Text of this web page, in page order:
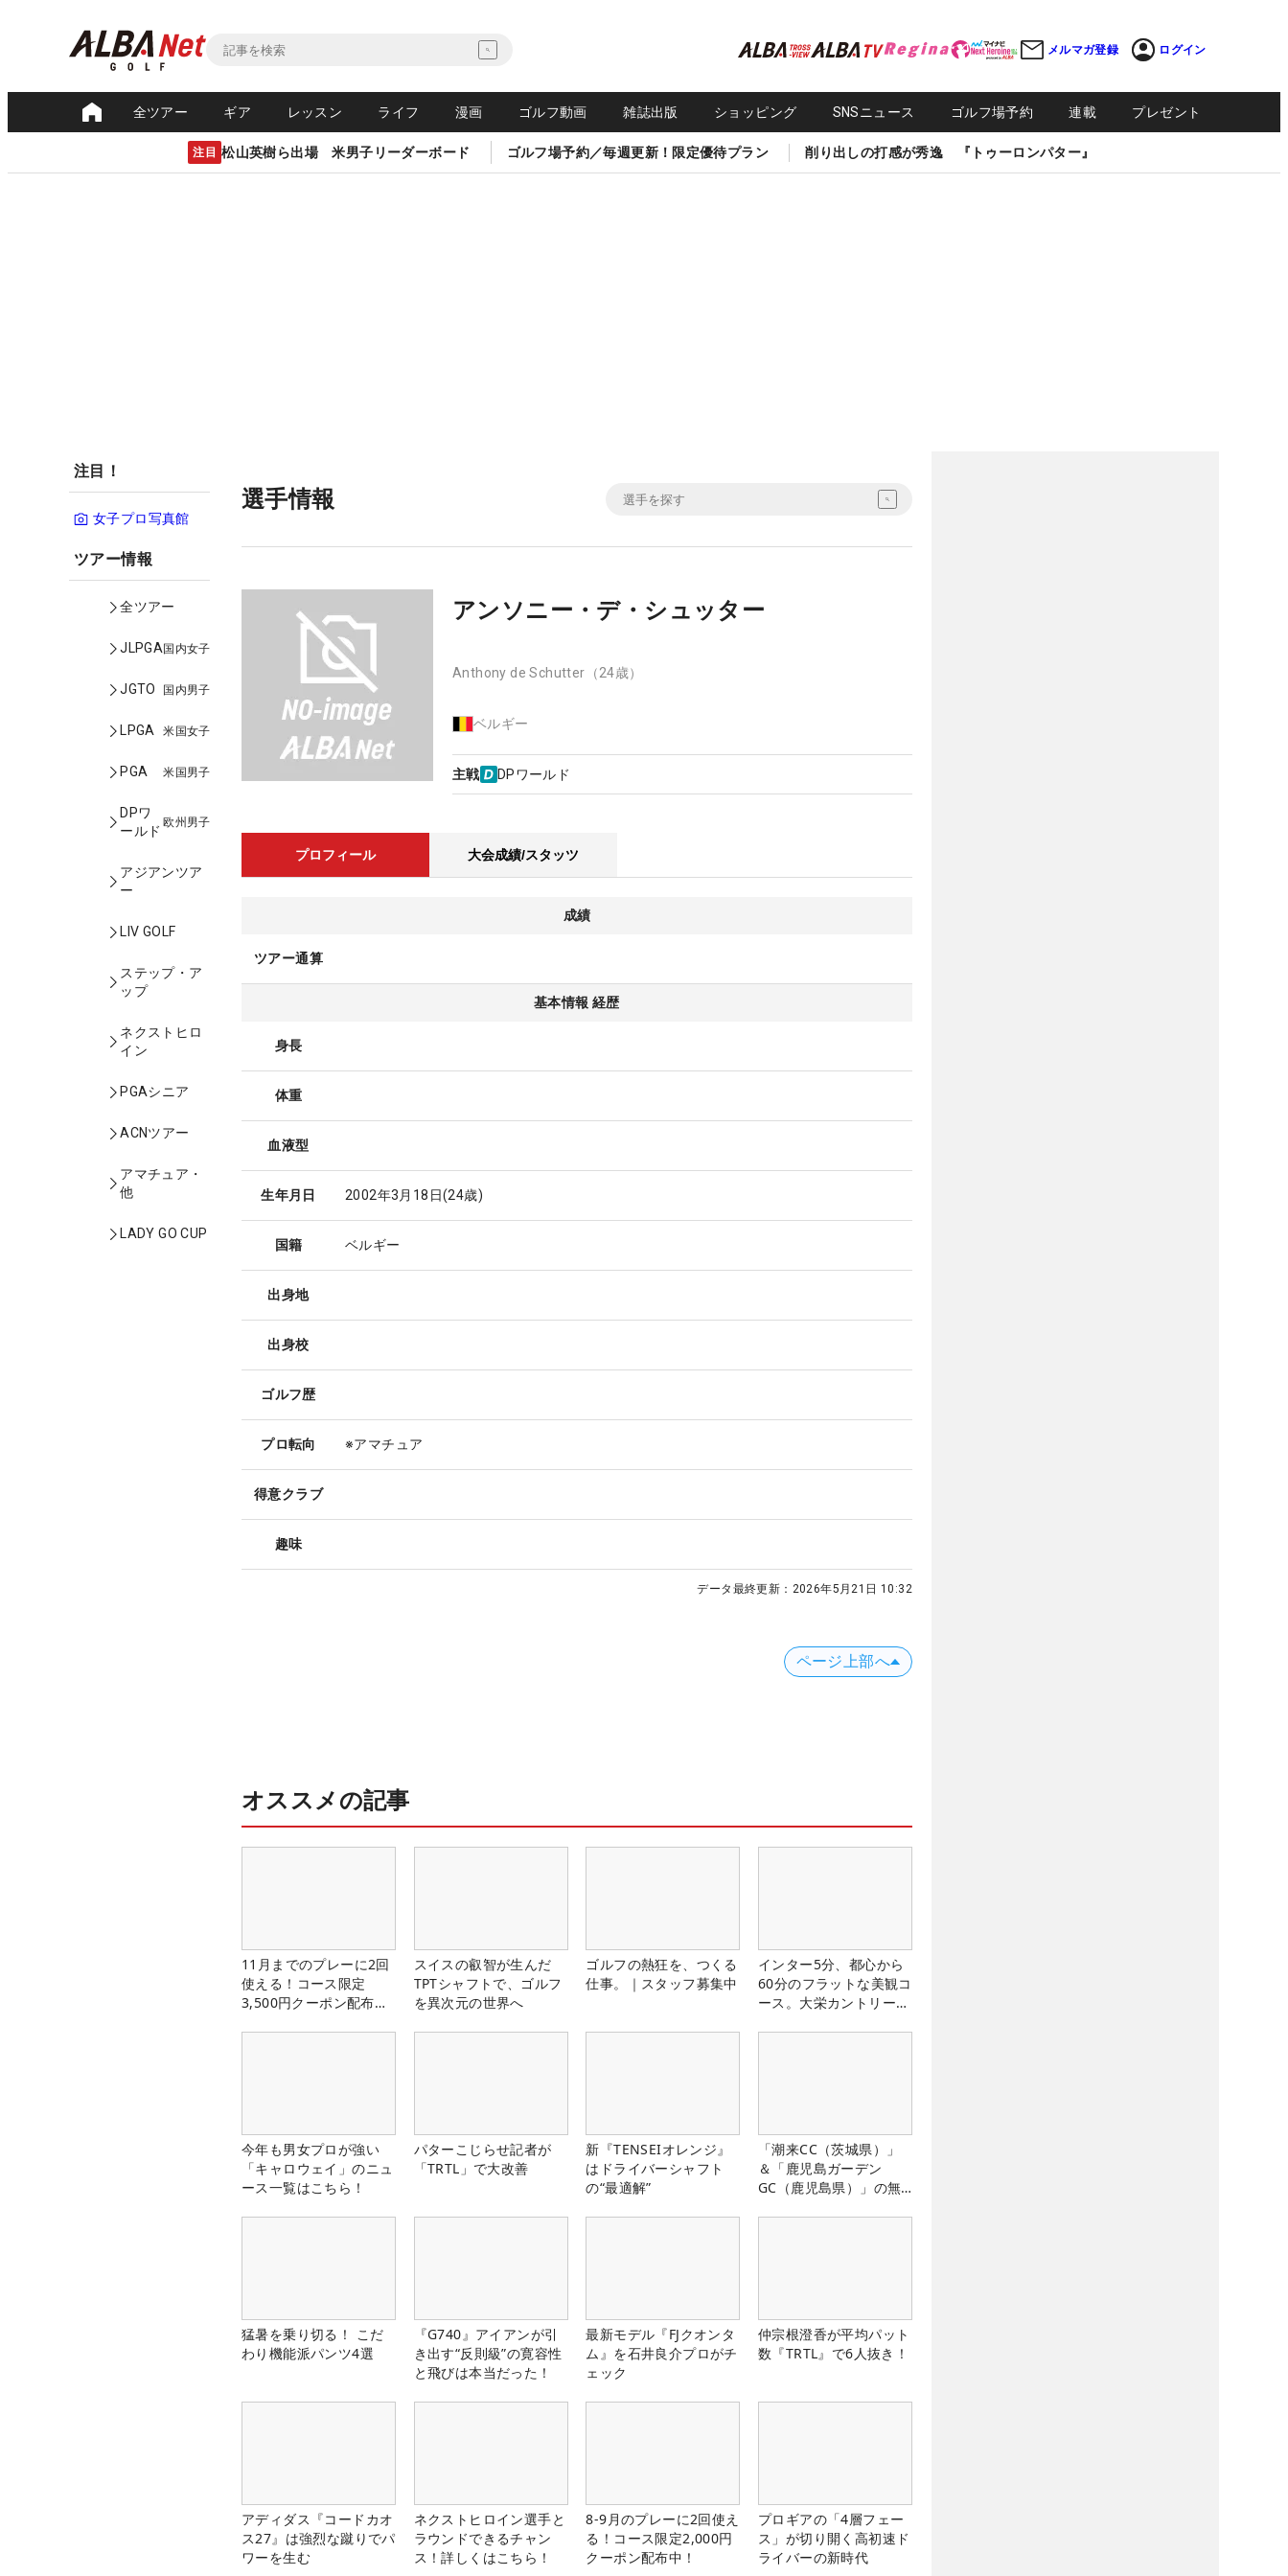
メルマガ登録 ログイン
全ツアー ギア レッスン ライフ 漫画 ゴルフ動画 雑誌出版 ショッピング SNSニュース ゴルフ場予約 連載 プレゼント
注目 松山英樹ら出場 米男子リーダーボード ゴルフ場予約／毎週更新！限定優待プラン 削り出しの打感が秀逸 『トゥーロンパター』
注目！
女子プロ写真館
ツアー情報
全ツアー
JLPGA国内女子
JGTO 国内男子
LPGA 米国女子
PGA 米国男子
DPワ
ールド
欧州男子
アジアンツア
ー
LIV GOLF
ステップ・ア
ップ
ネクストヒロ
イン
PGAシニア
ACNツアー
アマチュア・
他
LADY GO CUP
選手情報
アンソニー・デ・シュッター
Anthony de Schutter （24歳）
ベルギー
主戦 DPワールド
プロフィール 大会成績/スタッツ
成績
ツアー通算
基本情報 経歴
身長
体重
血液型
生年月日 2002年3月18日(24歳)
国籍 ベルギー
出身地
出身校
ゴルフ歴
プロ転向 ※アマチュア
得意クラブ
趣味
データ最終更新： 2026年5月21日 10:32
ページ上部へ
オススメの記事
11月までのプレーに2回
使える！コース限定
3,500円クーポン配布
スイスの叡智が生んだ
TPTシャフトで、ゴルフ
を異次元の世界へ
ゴルフの熱狂を、つくる
仕事。｜スタッフ募集中
インター5分、都心から
60分のフラットな美観コ
ース。大栄カントリー俱
今年も男女プロが強い
「キャロウェイ」のニュ
ース一覧はこちら！
パターこじらせ記者が
「TRTL」で大改善
新『TENSEIオレンジ』
はドライバーシャフト
の“最適解”
「潮来CC（茨城県）」
＆「鹿児島ガーデン
GC（鹿児島県）」の無
猛暑を乗り切る！ こだ
わり機能派パンツ4選
『G740』アイアンが引
き出す“反則級”の寛容性
と飛びは本当だった！
最新モデル『FJクオンタ
ム』を石井良介プロがチ
ェック
仲宗根澄香が平均パット
数『TRTL』で6人抜き！
アディダス『コードカオ
ス27』は強烈な蹴りでパ
ワーを生む
ネクストヒロイン選手と
ラウンドできるチャン
ス！詳しくはこちら！
8-9月のプレーに2回使え
る！コース限定2,000円
クーポン配布中！
プロギアの「4層フェー
ス」が切り開く高初速ド
ライバーの新時代